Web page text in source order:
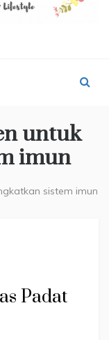
untuk
imun
sistem imun
Padat